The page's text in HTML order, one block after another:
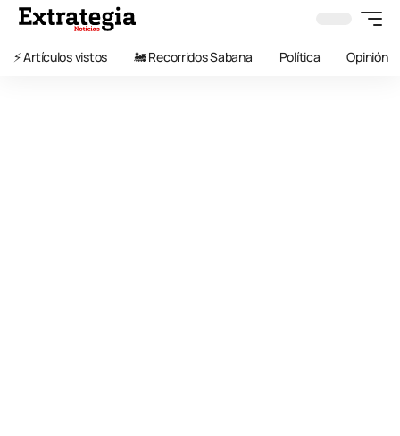
⚡️ Artículos vistos 🚂 Recorridos Sabana Política Opinión